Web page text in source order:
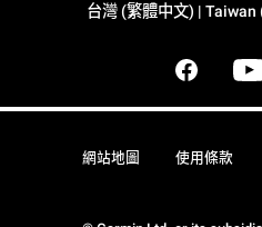
台灣 (繁體中文) |
網站地圖 使用條款